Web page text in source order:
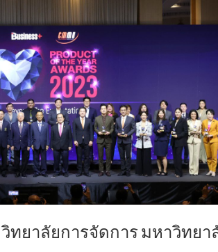
วิทยาลัยการจัดการ มหาวิทยา